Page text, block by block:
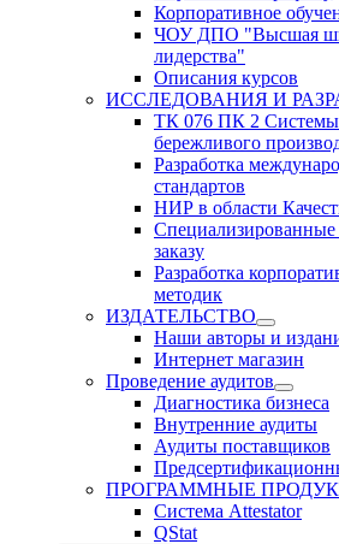
Корпоративное
ЧОУ ДПО "Высшая
лидерства"
Описания курсов
ИССЛЕДОВАНИЯ И
ТК 076 ПК 2 Системы
бережливого
Разработка
стандартов
НИР в области
Специализированные
заказу
Разработка
методик
ИЗДАТЕЛЬСТВО
Наши авторы и
Интернет магазин
Проведение аудитов
Диагностика бизнеса
Внутренние аудиты
Аудиты поставщиков
ПРОГРАММНЫЕ
Система Attestator
QStat